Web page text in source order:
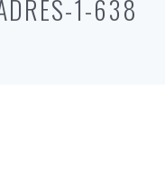
1-638